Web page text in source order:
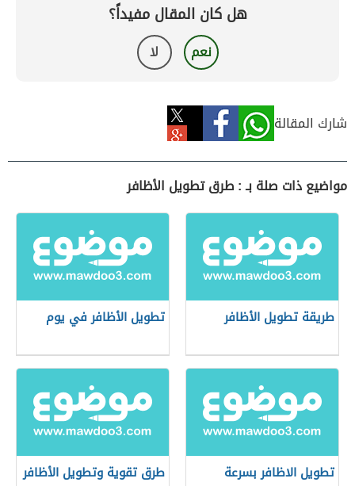
هل كان المقال مفيداً؟
نعم لا
شارك المقالة
مواضيع ذات صلة بـ : طرق تطويل الأظافر
طريقة تطويل الأظافر تطويل الأظافر في يوم
تطويل الاظافر بسرعة طرق تقوية وتطويل الأظافر